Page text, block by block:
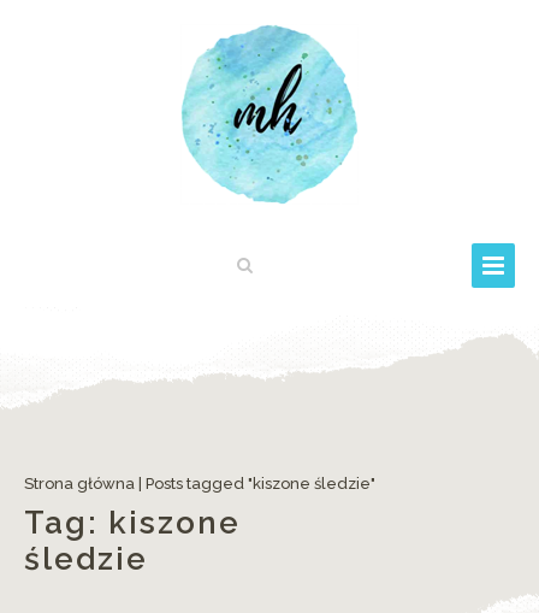
Strona główna Posts tagged "kiszone śledzie"
Tag: kiszone
śledzie